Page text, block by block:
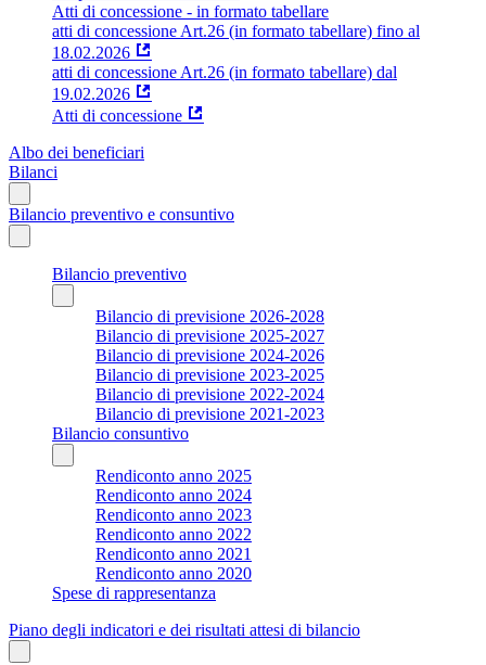
Atti di concessione - in formato tabellare
atti di concessione Art.26 (in formato tabellare) fino al
18.02.2026
atti di concessione Art.26 (in formato tabellare) dal
19.02.2026
Atti di concessione
Albo dei beneficiari
Bilanci
Bilancio preventivo e consuntivo
Bilancio preventivo
Bilancio di previsione 2026-2028
Bilancio di previsione 2025-2027
Bilancio di previsione 2024-2026
Bilancio di previsione 2023-2025
Bilancio di previsione 2022-2024
Bilancio di previsione 2021-2023
Bilancio consuntivo
Rendiconto anno 2025
Rendiconto anno 2024
Rendiconto anno 2023
Rendiconto anno 2022
Rendiconto anno 2021
Rendiconto anno 2020
Spese di rappresentanza
Piano degli indicatori e dei risultati attesi di bilancio